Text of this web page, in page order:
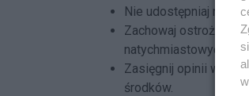
Nie udostępniaj
Zachowaj ostrożność
natychmiastowych
Zasięgnij opinii w
środków.